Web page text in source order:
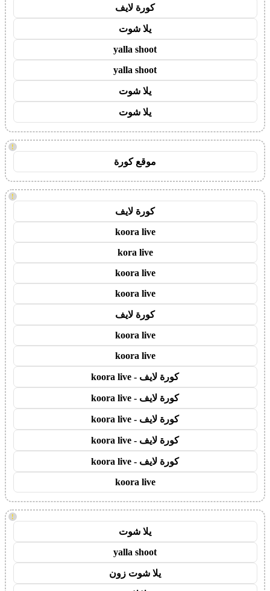
كورة لايف
يلا شوت
yalla shoot
yalla shoot
يلا شوت
يلا شوت
!
موقع كورة
!
كورة لايف
koora live
kora live
koora live
koora live
كورة لايف
koora live
koora live
كورة لايف - koora live
كورة لايف - koora live
كورة لايف - koora live
كورة لايف - koora live
كورة لايف - koora live
koora live
!
يلا شوت
yalla shoot
يلا شوت زون